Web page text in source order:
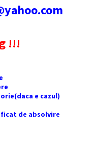
!!!
e cazul)
de absolvire